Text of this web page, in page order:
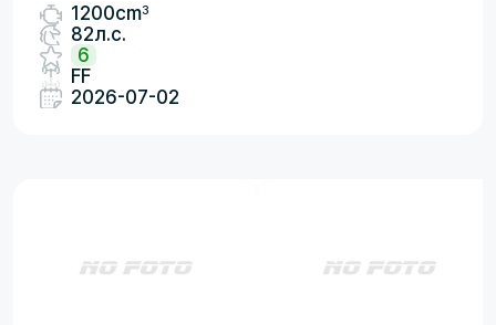
1200cm3
82л.с.
6
FF
2026-07-02